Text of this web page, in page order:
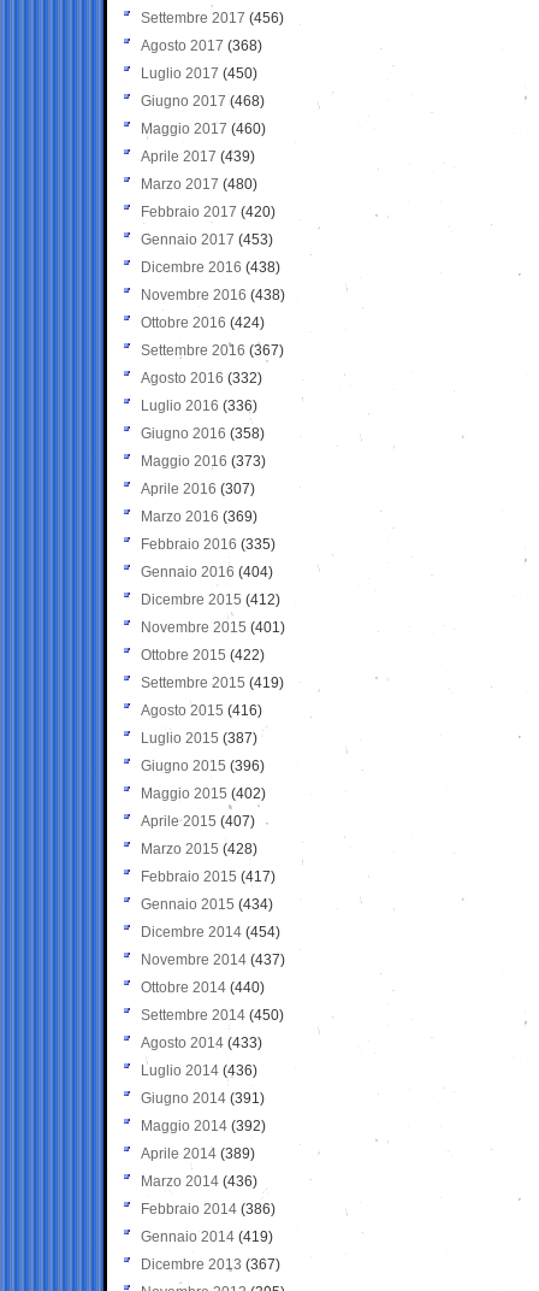
Settembre 2017 (456)
Agosto 2017 (368)
Luglio 2017 (450)
Giugno 2017 (468)
Maggio 2017 (460)
Aprile 2017 (439)
Marzo 2017 (480)
Febbraio 2017 (420)
Gennaio 2017 (453)
Dicembre 2016 (438)
Novembre 2016 (438)
Ottobre 2016 (424)
Settembre 2016 (367)
Agosto 2016 (332)
Luglio 2016 (336)
Giugno 2016 (358)
Maggio 2016 (373)
Aprile 2016 (307)
Marzo 2016 (369)
Febbraio 2016 (335)
Gennaio 2016 (404)
Dicembre 2015 (412)
Novembre 2015 (401)
Ottobre 2015 (422)
Settembre 2015 (419)
Agosto 2015 (416)
Luglio 2015 (387)
Giugno 2015 (396)
Maggio 2015 (402)
Aprile 2015 (407)
Marzo 2015 (428)
Febbraio 2015 (417)
Gennaio 2015 (434)
Dicembre 2014 (454)
Novembre 2014 (437)
Ottobre 2014 (440)
Settembre 2014 (450)
Agosto 2014 (433)
Luglio 2014 (436)
Giugno 2014 (391)
Maggio 2014 (392)
Aprile 2014 (389)
Marzo 2014 (436)
Febbraio 2014 (386)
Gennaio 2014 (419)
Dicembre 2013 (367)